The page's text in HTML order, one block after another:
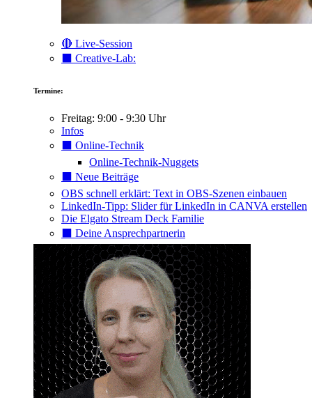
🔴 Live-Session
⬛️ Creative-Lab:
Termine:
Freitag: 9:00 - 9:30 Uhr
Infos
⬛️ Online-Technik
Online-Technik-Nuggets
⬛️ Neue Beiträge
OBS schnell erklärt: Text in OBS-Szenen einbauen
LinkedIn-Tipp: Slider für LinkedIn in CANVA erstellen
Die Elgato Stream Deck Familie
⬛️ Deine Ansprechpartnerin